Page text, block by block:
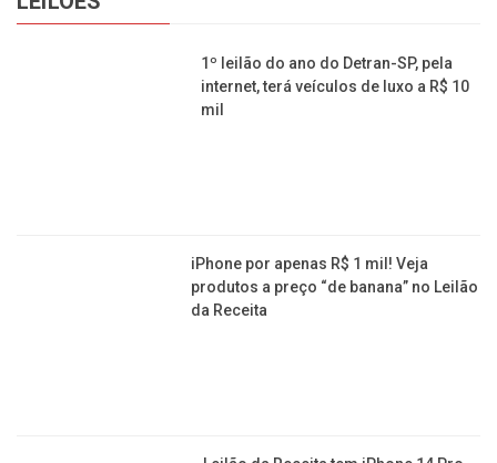
1º leilão do ano do Detran-SP, pela
internet, terá veículos de luxo a R$ 10
mil
iPhone por apenas R$ 1 mil! Veja
produtos a preço “de banana” no Leilão
da Receita